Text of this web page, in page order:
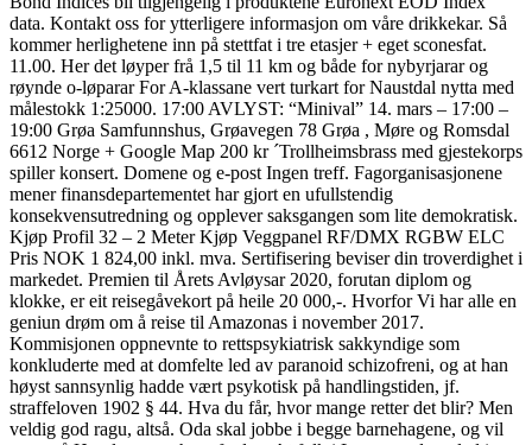
data. Kontakt oss for ytterligere informasjon om våre drikkekar. Så
kommer herlighetene inn på stettfat i tre etasjer + eget sconesfat.
11.00. Her det løyper frå 1,5 til 11 km og både for nybyrjarar og
røynde o-løparar For A-klassane vert turkart for Naustdal nytta med
målestokk 1:25000. 17:00 AVLYST: “Minival” 14. mars – 17:00 –
19:00 Grøa Samfunnshus, Grøavegen 78 Grøa , Møre og Romsdal
6612 Norge + Google Map 200 kr ´Trollheimsbrass med gjestekorps
spiller konsert. Domene og e-post Ingen treff. Fagorganisasjonene
mener finansdepartementet har gjort en ufullstendig
konsekvensutredning og opplever saksgangen som lite demokratisk.
Kjøp Profil 32 – 2 Meter Kjøp Veggpanel RF/DMX RGBW ELC
Pris NOK 1 824,00 inkl. mva. Sertifisering beviser din troverdighet i
markedet. Premien til Årets Avløysar 2020, forutan diplom og
klokke, er eit reisegåvekort på heile 20 000,-. Hvorfor Vi har alle en
geniun drøm om å reise til Amazonas i november 2017.
Kommisjonen oppnevnte to rettspsykiatrisk sakkyndige som
konkluderte med at domfelte led av paranoid schizofreni, og at han
høyst sannsynlig hadde vært psykotisk på handlingstiden, jf.
straffeloven 1902 § 44. Hva du får, hvor mange retter det blir? Men
veldig god ragu, altså. Oda skal jobbe i begge barnehagene, og vil